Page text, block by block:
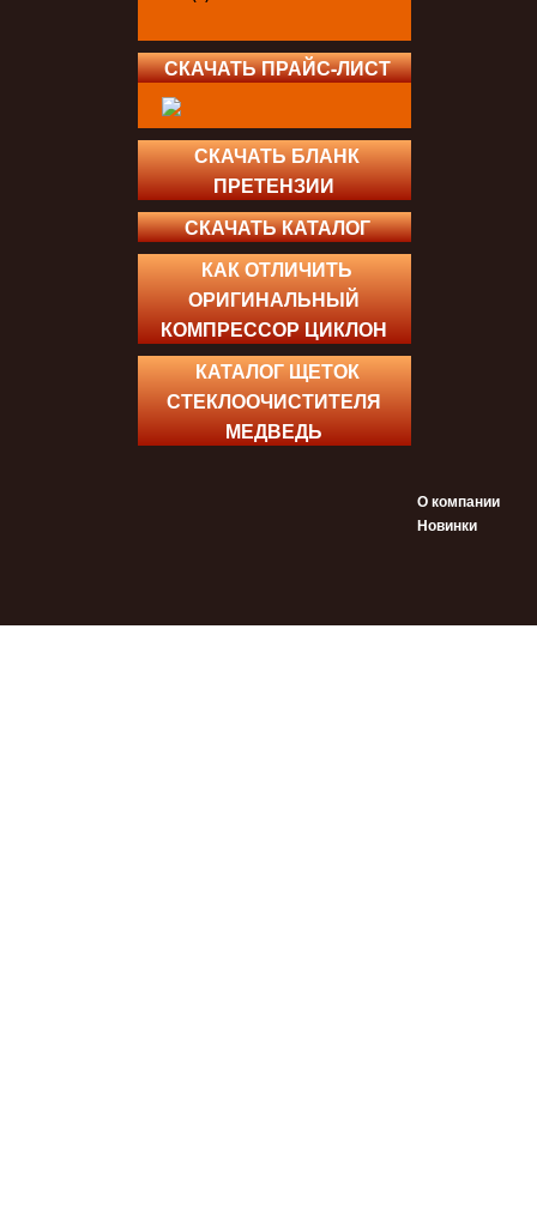
СКАЧАТЬ ПРАЙС-ЛИСТ
СКАЧАТЬ БЛАНК
ПРЕТЕНЗИИ
СКАЧАТЬ КАТАЛОГ
КАК ОТЛИЧИТЬ
ОРИГИНАЛЬНЫЙ
КОМПРЕССОР ЦИКЛОН
КАТАЛОГ ЩЕТОК
СТЕКЛООЧИСТИТЕЛЯ
МЕДВЕДЬ
О компании
Новинки